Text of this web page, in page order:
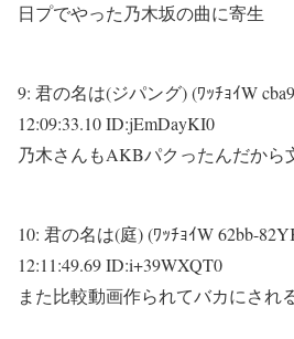
日プでやった乃木坂の曲に寄生
9: 君の名は(ジパング) (ﾜｯﾁｮｲW
12:09:33.10 ID:jEmDayKI0
乃木さんもAKBパクったんだから
10: 君の名は(庭) (ﾜｯﾁｮｲW 62bb-
12:11:49.69 ID:i+39WXQT0
また比較動画作られてバカにされ